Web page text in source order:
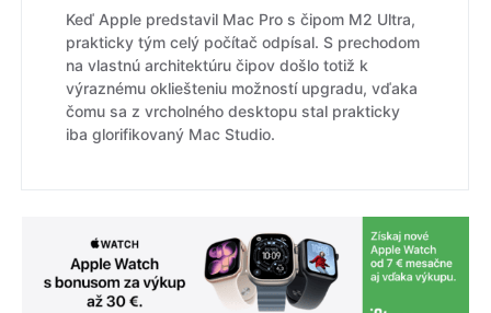
Keď Apple predstavil Mac Pro s čipom M2 Ultra,
prakticky tým celý počítač odpísal. S prechodom
na vlastnú architektúru čipov došlo totiž k
výraznému okliešteniu možností upgradu, vďaka
čomu sa z vrcholného desktopu stal prakticky
iba glorifikovaný Mac Studio.